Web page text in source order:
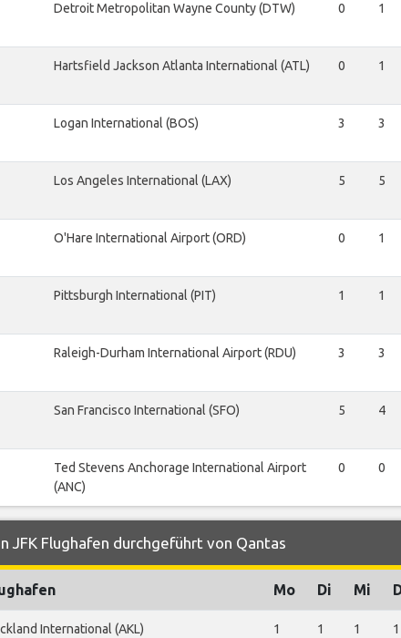
Detroit Metropolitan Wayne County (DTW) 0 1
Hartsfield Jackson Atlanta International (ATL) 0 1
Logan International (BOS) 3 3
Los Angeles International (LAX) 5 5
O'Hare International Airport (ORD) 0 1
Pittsburgh International (PIT) 1 1
Raleigh-Durham International Airport (RDU) 3 3
San Francisco International (SFO) 5 4
Ted Stevens Anchorage International Airport
(ANC)
0 0
JFK Flughafen durchgeführt von Qantas
Mo Di Mi
International (AKL) 1 1 1 1